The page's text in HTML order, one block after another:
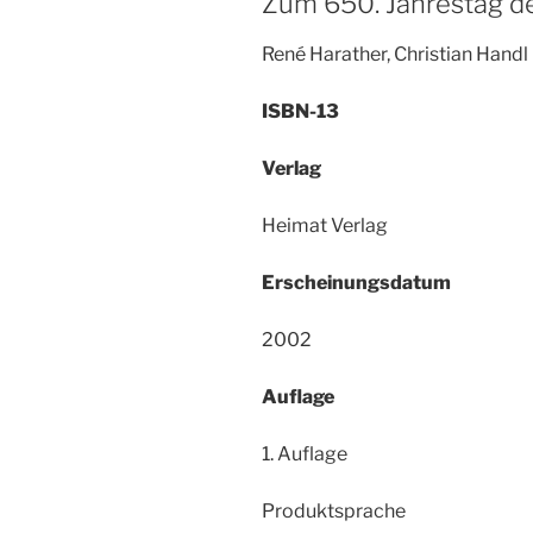
René Harather, Christian Handl
ISBN-13
Verlag
Heimat Verlag
Erscheinungsdatum
2002
Auflage
1. Auflage
Produktsprache